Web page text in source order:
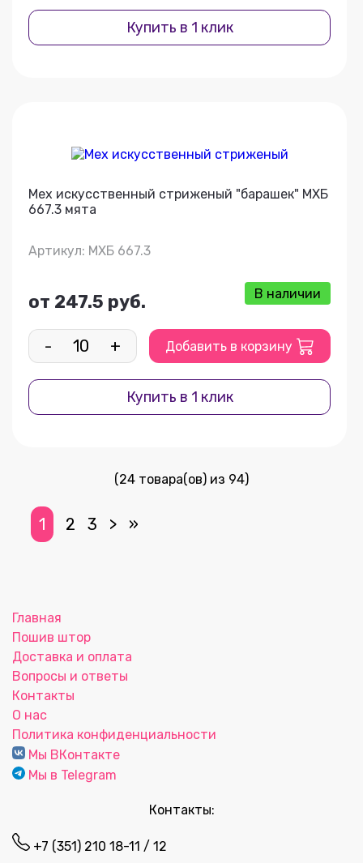
Купить в 1 клик
Мех искусственный стриженый "барашек" МХБ
667.3 мята
Артикул: МХБ 667.3
от 247.5 руб. В наличии
- + Добавить в корзину
Купить в 1 клик
(24 товара(ов) из 94)
1 2 3 > »
Главная
Пошив штор
Доставка и оплата
Вопросы и ответы
Контакты
О нас
Политика конфиденциальности
Мы ВКонтакте
Мы в Telegram
Контакты:
+7 (351) 210 18-11 / 12